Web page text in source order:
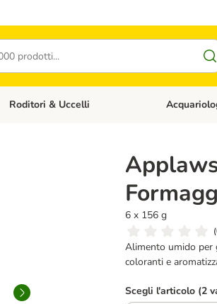
Apri Menù Categoria: Diete
Roditori & Uccelli Apri Menù
6 x 156 g
(
Alimento umido per
coloranti e
Scegli l'articolo (2